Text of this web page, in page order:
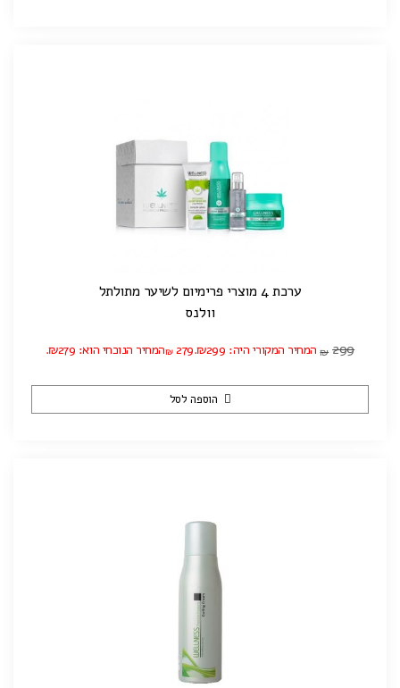
ערכת 4 מוצרי פרימיום לשיער מתולתל
וולנס
₪ 299 המחיר המקורי היה: ₪299. ₪ 279 המחיר הנוכחי הוא: ₪279.
הוספה לסל